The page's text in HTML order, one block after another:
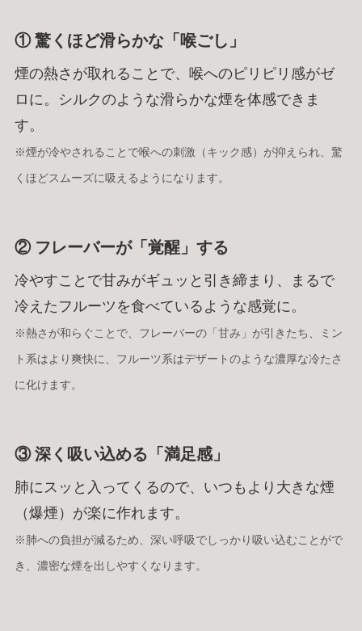
① 驚くほど滑らかな「喉ごし」
煙の熱さが取れることで、喉へのピリピリ感がゼ
ロに。シルクのような滑らかな煙を体感できま
す。
※煙が冷やされることで喉への刺激（キック感）が抑えられ、驚
くほどスムーズに吸えるようになります。
② フレーバーが「覚醒」する
冷やすことで甘みがギュッと引き締まり、まるで
冷えたフルーツを食べているような感覚に。
※熱さが和らぐことで、フレーバーの「甘み」が引きたち、ミン
ト系はより爽快に、フルーツ系はデザートのような濃厚な冷たさ
に化けます。
③ 深く吸い込める「満足感」
肺にスッと入ってくるので、いつもより大きな煙
（爆煙）が楽に作れます。
※肺への負担が減るため、深い呼吸でしっかり吸い込むことがで
き、濃密な煙を出しやすくなります。